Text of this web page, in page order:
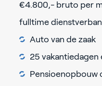
€4.800,- bruto per
fulltime
Auto van de zaak
25 vakantiedagen
Pensioenopbouw